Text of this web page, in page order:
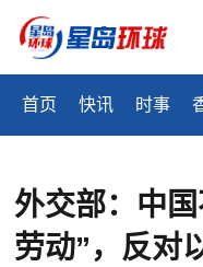
首页 快讯 时事
外交部：中
劳动”，反对